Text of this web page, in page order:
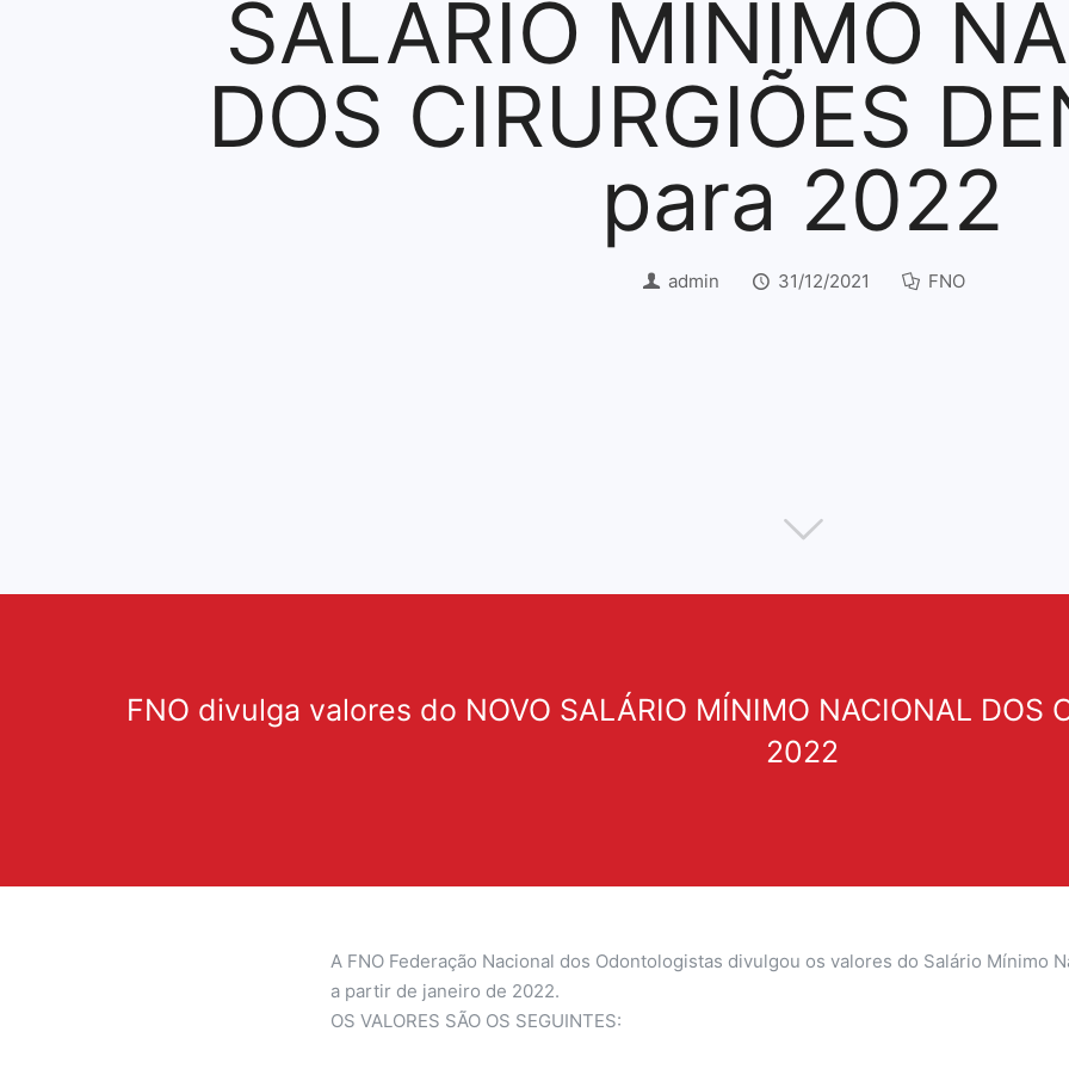
SALÁRIO MÍNIMO
DOS CIRURGIÕES
para 2022
admin 31/12/2021 FNO
FNO divulga valores do NOVO SALÁRIO MÍNIMO NACIONAL DOS
2022
A FNO Federação Nacional dos Odontologistas divulgou os valores do Salário Mínimo
a partir de janeiro de 2022.
OS VALORES SÃO OS SEGUINTES: